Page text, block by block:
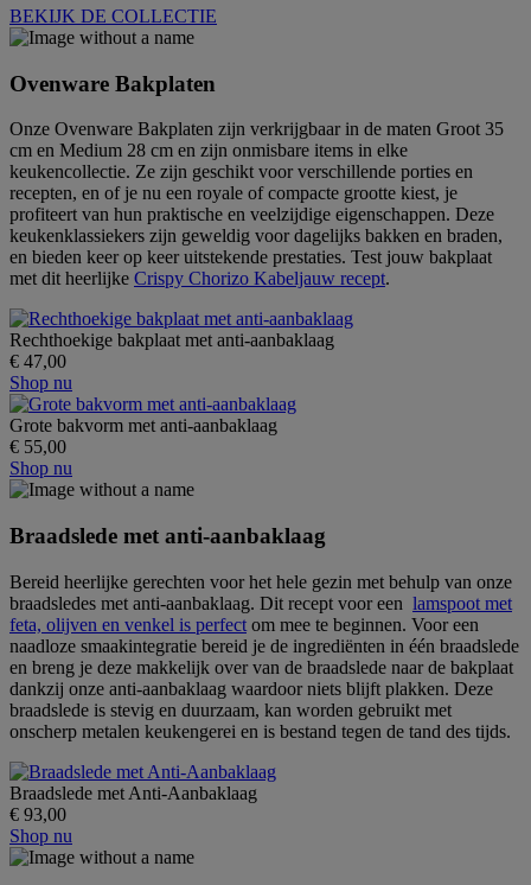
BEKIJK DE COLLECTIE
Ovenware Bakplaten
Onze Ovenware Bakplaten zijn verkrijgbaar in de maten Groot 35
cm en Medium 28 cm en zijn onmisbare items in elke
keukencollectie. Ze zijn geschikt voor verschillende porties en
recepten, en of je nu een royale of compacte grootte kiest, je
profiteert van hun praktische en veelzijdige eigenschappen. Deze
keukenklassiekers zijn geweldig voor dagelijks bakken en braden,
en bieden keer op keer uitstekende prestaties. Test jouw bakplaat
met dit heerlijke Crispy Chorizo Kabeljauw recept.
Rechthoekige bakplaat met anti-aanbaklaag
€ 47,00
Shop nu
Grote bakvorm met anti-aanbaklaag
€ 55,00
Shop nu
Braadslede met anti-aanbaklaag
Bereid heerlijke gerechten voor het hele gezin met behulp van onze
braadsledes met anti-aanbaklaag. Dit recept voor een lamspoot met
feta, olijven en venkel is perfect om mee te beginnen. Voor een
naadloze smaakintegratie bereid je de ingrediënten in één braadslede
en breng je deze makkelijk over van de braadslede naar de bakplaat
dankzij onze anti-aanbaklaag waardoor niets blijft plakken. Deze
braadslede is stevig en duurzaam, kan worden gebruikt met
onscherp metalen keukengerei en is bestand tegen de tand des tijds.
Braadslede met Anti-Aanbaklaag
€ 93,00
Shop nu